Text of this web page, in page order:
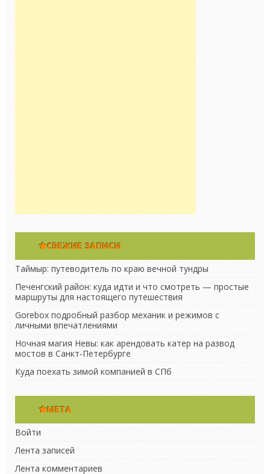
СВЕЖИЕ ЗАПИСИ
Таймыр: путеводитель по краю вечной тундры
Печенгский район: куда идти и что смотреть — простые
маршруты для настоящего путешествия
Gorebox подробный разбор механик и режимов с
личными впечатлениями
Ночная магия Невы: как арендовать катер на развод
мостов в Санкт‑Петербурге
Куда поехать зимой компанией в СПб
МЕТА
Войти
Лента записей
Лента комментариев